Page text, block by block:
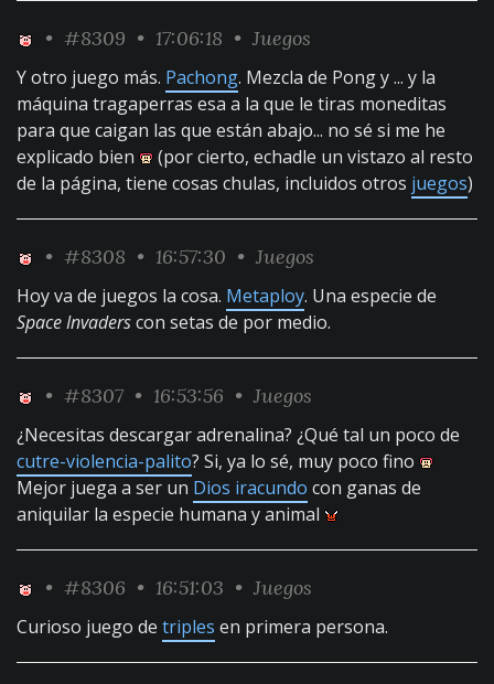
• #8309 • 17:06:18 • Juegos
Y otro juego más. Pachong. Mezcla de Pong y ... y la
máquina tragaperras esa a la que le tiras moneditas
para que caigan las que están abajo... no sé si me he
explicado bien
(por cierto, echadle un vistazo al resto
de la página, tiene cosas chulas, incluidos otros juegos)
• #8308 • 16:57:30 • Juegos
Hoy va de juegos la cosa. Metaploy. Una especie de
Space Invaderscon setas de por medio.
• #8307 • 16:53:56 • Juegos
¿Necesitas descargar adrenalina? ¿Qué tal un poco de
cutre-violencia-palito? Si, ya lo sé, muy poco fino
Mejor juega a ser un Dios iracundo con ganas de
aniquilar la especie humana y animal
• #8306 • 16:51:03 • Juegos
Curioso juego de triples en primera persona.